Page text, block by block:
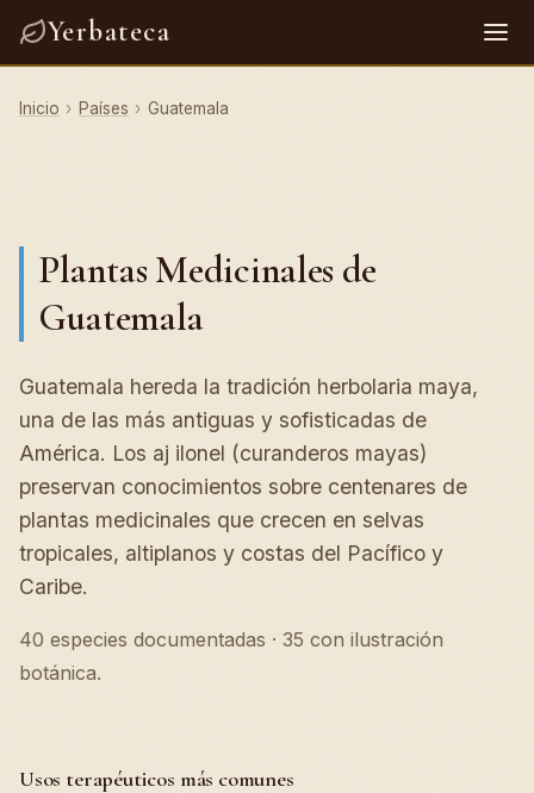
Yerbateca
Inicio › Países › Guatemala
Plantas Medicinales de
Guatemala
Guatemala hereda la tradición herbolaria maya,
una de las más antiguas y sofisticadas de
América. Los aj ilonel (curanderos mayas)
preservan conocimientos sobre centenares de
plantas medicinales que crecen en selvas
tropicales, altiplanos y costas del Pacífico y
Caribe.
40 especies documentadas · 35 con ilustración
botánica.
Usos terapéuticos más comunes